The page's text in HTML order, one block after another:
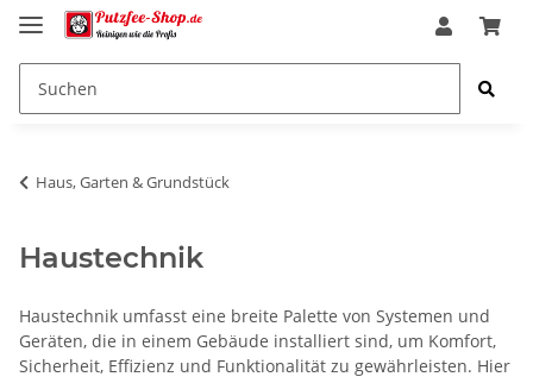
Haus, Garten & Grundstück
Haustechnik
Haustechnik umfasst eine breite Palette von Systemen und
Geräten, die in einem Gebäude installiert sind, um Komfort,
Sicherheit, Effizienz und Funktionalität zu gewährleisten. Hier